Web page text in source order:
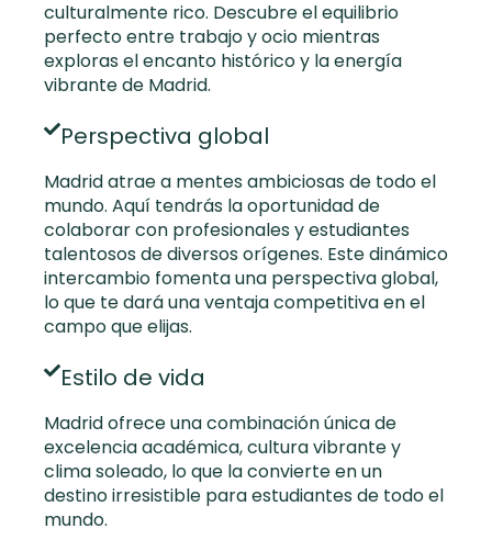
culturalmente rico. Descubre el equilibrio
perfecto entre trabajo y ocio mientras
exploras el encanto histórico y la energía
vibrante de Madrid.
Perspectiva global
Madrid atrae a mentes ambiciosas de todo el
mundo. Aquí tendrás la oportunidad de
colaborar con profesionales y estudiantes
talentosos de diversos orígenes. Este dinámico
intercambio fomenta una perspectiva global,
lo que te dará una ventaja competitiva en el
campo que elijas.
Estilo de vida
Madrid ofrece una combinación única de
excelencia académica, cultura vibrante y
clima soleado, lo que la convierte en un
destino irresistible para estudiantes de todo el
mundo.